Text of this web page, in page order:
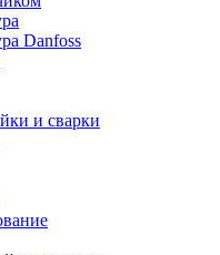
Danfoss
и сварки